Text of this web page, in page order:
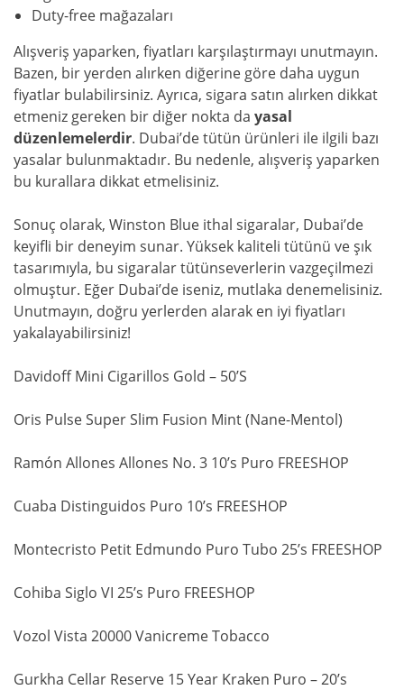
Duty-free mağazaları
Alışveriş yaparken, fiyatları karşılaştırmayı unutmayın.
Bazen, bir yerden alırken diğerine göre daha uygun
fiyatlar bulabilirsiniz. Ayrıca, sigara satın alırken dikkat
etmeniz gereken bir diğer nokta da yasal
düzenlemelerdir. Dubai’de tütün ürünleri ile ilgili bazı
yasalar bulunmaktadır. Bu nedenle, alışveriş yaparken
bu kurallara dikkat etmelisiniz.
Sonuç olarak, Winston Blue ithal sigaralar, Dubai’de
keyifli bir deneyim sunar. Yüksek kaliteli tütünü ve şık
tasarımıyla, bu sigaralar tütünseverlerin vazgeçilmezi
olmuştur. Eğer Dubai’de iseniz, mutlaka denemelisiniz.
Unutmayın, doğru yerlerden alarak en iyi fiyatları
yakalayabilirsiniz!
Davidoff Mini Cigarillos Gold – 50’S
Oris Pulse Super Slim Fusion Mint (Nane-Mentol)
Ramón Allones Allones No. 3 10’s Puro FREESHOP
Cuaba Distinguidos Puro 10’s FREESHOP
Montecristo Petit Edmundo Puro Tubo 25’s FREESHOP
Cohiba Siglo VI 25’s Puro FREESHOP
Vozol Vista 20000 Vanicreme Tobacco
Gurkha Cellar Reserve 15 Year Kraken Puro – 20’s